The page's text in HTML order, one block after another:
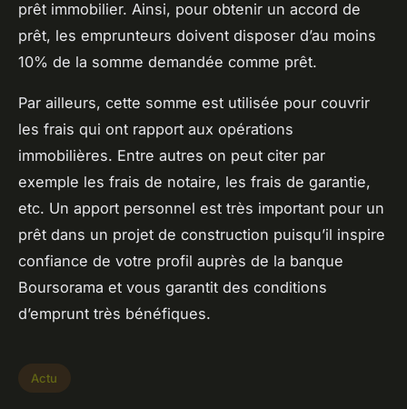
prêt immobilier. Ainsi, pour obtenir un accord de
prêt, les emprunteurs doivent disposer d’au moins
10% de la somme demandée comme prêt.
Par ailleurs, cette somme est utilisée pour couvrir
les frais qui ont rapport aux opérations
immobilières. Entre autres on peut citer par
exemple les frais de notaire, les frais de garantie,
etc. Un apport personnel est très important pour un
prêt dans un projet de construction puisqu’il inspire
confiance de votre profil auprès de la banque
Boursorama et vous garantit des conditions
d’emprunt très bénéfiques.
Actu